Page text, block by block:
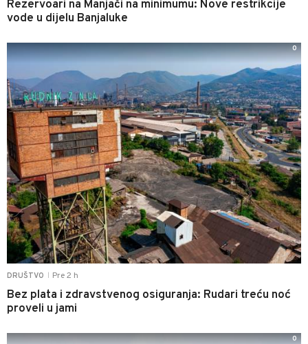
Rezervoari na Manjači na minimumu: Nove restrikcije
vode u dijelu Banjaluke
DRUŠTVO Pre 2 h
Bez plata i zdravstvenog osiguranja: Rudari treću noć
proveli u jami
0
0